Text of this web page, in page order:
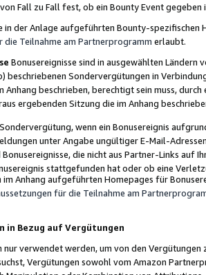
Fall zu Fall fest, ob ein Bounty Event
in der Anlage aufgeführten Bounty-spezifischen
die Teilnahme am Partnerprogramm erlaubt.
Bonusereignisse sind in ausgewählten Ländern
beschriebenen Sondervergütungen in
Anhang beschrieben, berechtigt sein muss,
ergebenden Sitzung die im Anhang
wenn ein Bonusereignis
unter Angabe ungültiger E-Mail-
Bonusereignisse, die nicht aus Partner-Links auf
stattgefunden hat oder ob eine
im Anhang aufgeführten Homepages für
für die Teilnahme am
in Bezug auf Vergütungen
verwendet werden, um von den
Vergütungen sowohl vom Amazon